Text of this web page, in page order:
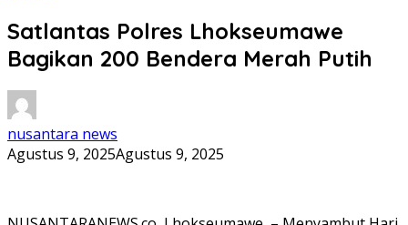
Satlantas Polres Lhokseumawe
Bagikan 200 Bendera Merah Putih
nusantara news
Agustus 9, 2025Agustus 9, 2025